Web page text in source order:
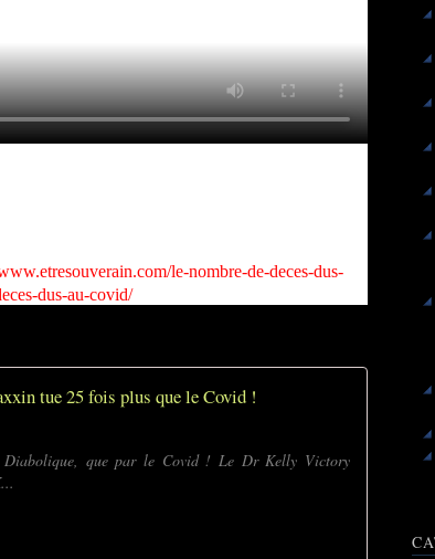
le-nombre-de-deces-dus-
dus-au-covid/
tue 25 fois plus que le Covid !
que par le Covid ! Le Dr Kelly Victory